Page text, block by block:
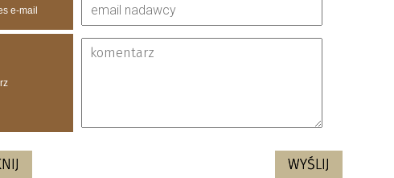
e-mail